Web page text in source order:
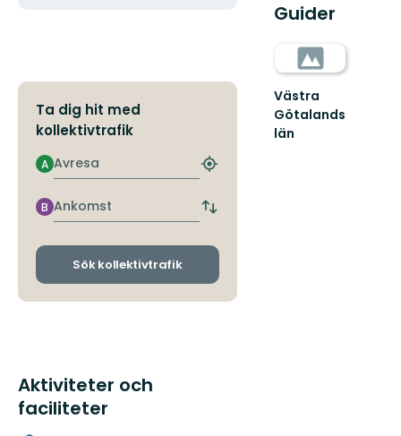
Ta dig hit med
kollektivtrafik
Avresa
A
Hitta
hållplats
Ankomst
B
Byt
och
Sök kollektivtrafik
Aktiviteter och
faciliteter
Guider
Västra
Götalands
län